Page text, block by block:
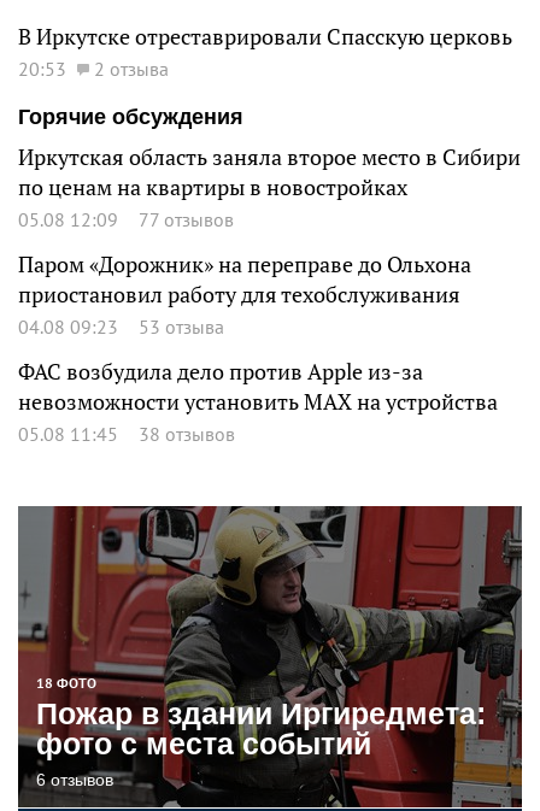
В Иркутске отреставрировали Спасскую церковь
20:53
2 отзыва
Горячие обсуждения
Иркутская область заняла второе место в Сибири
по ценам на квартиры в новостройках
05.08 12:09 77 отзывов
Паром «Дорожник» на переправе до Ольхона
приостановил работу для техобслуживания
04.08 09:23 53 отзыва
ФАС возбудила дело против Apple из-за
невозможности установить MAX на устройства
05.08 11:45 38 отзывов
18 ФОТО
Пожар в здании Иргиредмета:
фото с места событий
6 отзывов